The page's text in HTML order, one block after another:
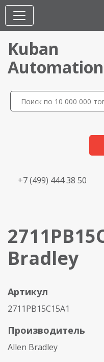
Kuban
Automation
+7 (499) 444 38 50
Bradley
Артикул
2711PB15C15A1
Производитель
Allen Bradley